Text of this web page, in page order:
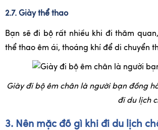
2.7. Giày thể thao
Bạn sẽ đi bộ rất nhiều khi đi thăm
thể thao êm ái, thoáng khí để di chuyển
Giày đi bộ êm chân là người bạn đồng
đi du lịch
3. Nên mặc đồ gì khi đi du lịch